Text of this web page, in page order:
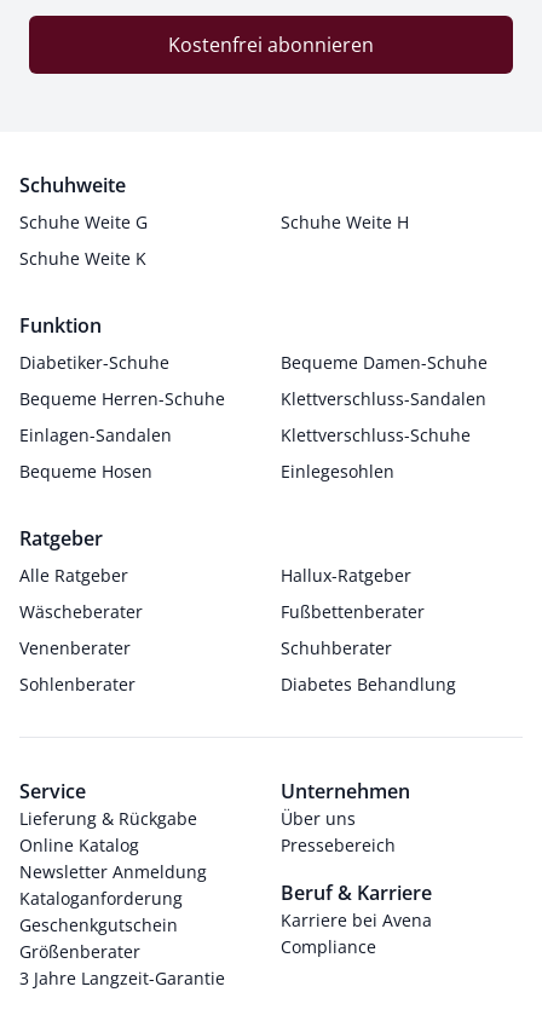
Kostenfrei abonnieren
Schuhweite
Schuhe Weite G
Schuhe Weite H
Schuhe Weite K
Funktion
Diabetiker-Schuhe
Bequeme Damen-Schuhe
Bequeme Herren-Schuhe
Klettverschluss-Sandalen
Einlagen-Sandalen
Klettverschluss-Schuhe
Bequeme Hosen
Einlegesohlen
Ratgeber
Alle Ratgeber
Hallux-Ratgeber
Wäscheberater
Fußbettenberater
Venenberater
Schuhberater
Sohlenberater
Diabetes Behandlung
Service
Lieferung & Rückgabe
Online Katalog
Newsletter Anmeldung
Kataloganforderung
Geschenkgutschein
Größenberater
3 Jahre Langzeit-Garantie
Unternehmen
Über uns
Pressebereich
Beruf & Karriere
Karriere bei Avena
Compliance